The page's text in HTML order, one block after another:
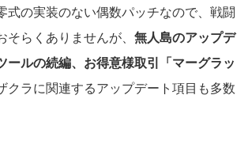
式の実装のない偶数パッチなので、戦闘
そらくありませんが、 無人島のアップデ
ールの続編、 お得意様取引「マーグラッ
クラに関連するアップデート項目も多数